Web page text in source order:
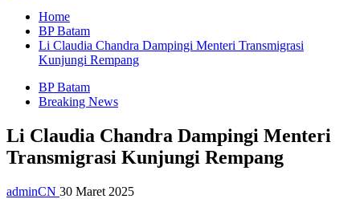
Home
BP Batam
Li Claudia Chandra Dampingi Menteri Transmigrasi
Kunjungi Rempang
BP Batam
Breaking News
Li Claudia Chandra Dampingi Menteri
Transmigrasi Kunjungi Rempang
adminCN 30 Maret 2025